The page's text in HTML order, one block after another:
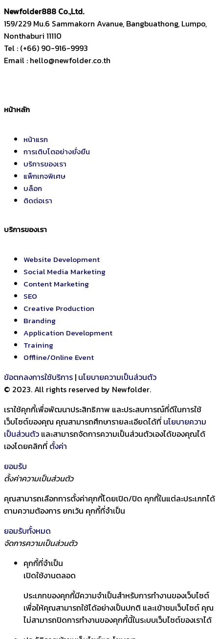
Newfolder888 Co.,Ltd.
159/229 Mu.6 Sammakorn Avanue, Bangbuathong, Lumpo,
Nonthaburi 11110
Tel : (+66) 90-916-9993
Email : hello@newfolder.co.th
หน้าหลัก
หน้าแรก
การเติบโตอย่างยั่งยืน
บริการของเรา
แพ็กเกจพิเศษ
บล็อก
ติดต่อเรา
บริการของเรา
Website Development
Social Media Marketing
Content Marketing
SEO
Creative Production
Branding
Application Development
Training
Offline/Online Event
ข้อตกลงการใช้บริการ | นโยบายความเป็นส่วนตัว
© 2023. All rights reserved by Newfolder.
เราใช้คุกกี้เพื่อพัฒนาประสิทธิภาพ และประสบการณ์ที่ดีในการใช้
เว็บไซต์ของคุณ คุณสามารถศึกษารายละเอียดได้ที่ นโยบายความ
เป็นส่วนตัว และสามารถจัดการความเป็นส่วนตัวเองได้ของคุณได้
เองโดยคลิกที่ ตั้งค่า
ยอมรับ
ตั้งค่าความเป็นส่วนตัว
คุณสามารถเลือกการตั้งค่าคุกกี้โดยเปิด/ปิด คุกกี้ในแต่ละประเภทได้
ตามความต้องการ ยกเว้น คุกกี้ที่จำเป็น
ยอมรับทั้งหมด
จัดการความเป็นส่วนตัว
คุกกี้ที่จำเป็น
เปิดใช้งานตลอด
ประเภทของคุกกี้มีความจำเป็นสำหรับการทำงานของเว็บไซต์
เพื่อให้คุณสามารถใช้ได้อย่างเป็นปกติ และเข้าชมเว็บไซต์ คุณ
ไม่สามารถปิดการทำงานของคุกกี้นี้ในระบบเว็บไซต์ของเราได้